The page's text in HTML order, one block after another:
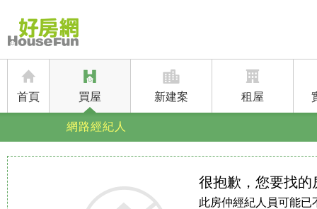
首頁 買屋 新建案 租屋
網路經紀人
很抱歉，您要找
此房仲經紀人員可能已